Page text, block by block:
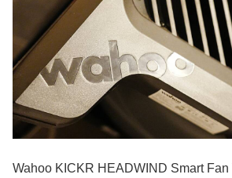
Wahoo KICKR HEADWIND Smart